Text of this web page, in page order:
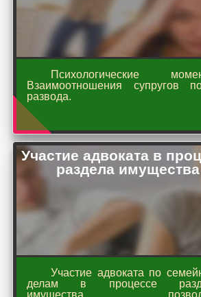
Психологические
Взаимоотношения супругов
развода.
Участие адвоката в
раздела имущества
Участие адвоката по
делам в процессе
имущества